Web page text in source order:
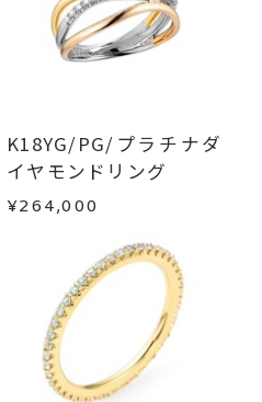
グ
半以内～」の商品
庫状況を確認いたしま
合： 約1週間～1ヶ月以
す。
商品ページに記載のある
製作いたします。
にお問い合わせくださ
況を確認いたします。
ら2営業日以内にメールに
商品の返品・交換・返金
汚れが発生した商品
上経過した商品
り返している場合
しておりますが、万が一
注文のお品と異なる場合
ていただきます。
K18YG/PG/プラチナダ
イヤモンドリング
¥264,000